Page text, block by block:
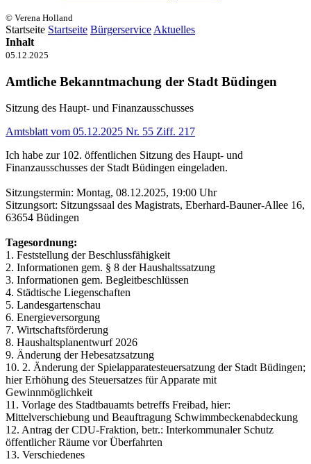
© Verena Holland
Startseite Startseite Bürgerservice Aktuelles
Inhalt
05.12.2025
Amtliche Bekanntmachung der Stadt Büdingen
Sitzung des Haupt- und Finanzausschusses
Amtsblatt vom 05.12.2025 Nr. 55 Ziff. 217
Ich habe zur 102. öffentlichen Sitzung des Haupt- und
Finanzausschusses der Stadt Büdingen eingeladen.
Sitzungstermin: Montag, 08.12.2025, 19:00 Uhr
Sitzungsort: Sitzungssaal des Magistrats, Eberhard-Bauner-Allee 16,
63654 Büdingen
Tagesordnung:
1. Feststellung der Beschlussfähigkeit
2. Informationen gem. § 8 der Haushaltssatzung
3. Informationen gem. Begleitbeschlüssen
4. Städtische Liegenschaften
5. Landesgartenschau
6. Energieversorgung
7. Wirtschaftsförderung
8. Haushaltsplanentwurf 2026
9. Änderung der Hebesatzsatzung
10. 2. Änderung der Spielapparatesteuersatzung der Stadt Büdingen;
hier Erhöhung des Steuersatzes für Apparate mit
Gewinnmöglichkeit
11. Vorlage des Stadtbauamts betreffs Freibad, hier:
Mittelverschiebung und Beauftragung Schwimmbeckenabdeckung
12. Antrag der CDU-Fraktion, betr.: Interkommunaler Schutz
öffentlicher Räume vor Überfahrten
13. Verschiedenes